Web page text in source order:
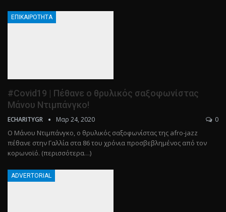
ΕΠΙΚΑΙΡΌΤΗΤΑ
#Covid19 | Πέθανε ο θρυλικός σαξοφωνίστας
Μάνου Ντιμπάνγκο!
ECHARITYGR Μαρ 24, 2020 0
Ο Μάνου Ντιμπάνγκο, ο θρυλικός σαξοφωνίστας της afro-jazz
πέθανε στην Γαλλία στα 86 του χρόνια προσβεβλημένος από τον
κορωνοϊό. (περισσότερα…)
ADVERTORIAL